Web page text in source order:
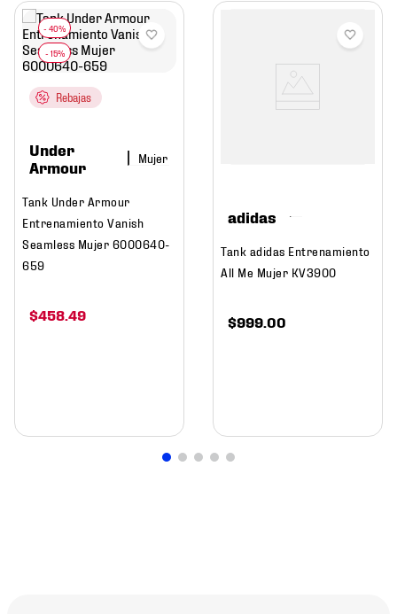
Rebajas
Under
Armour
Mujer
Tank Under Armour
Entrenamiento Vanish
Seamless Mujer 6000640-
659
$458.49
adidas
Tank adidas Entrenamiento
All Me Mujer KV3900
$999.00